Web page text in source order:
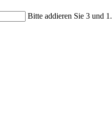
Bitte addieren Sie 3 und 1.